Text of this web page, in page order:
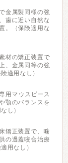
金属製同様の強
歯に近い自然な
。（保険適用な
材の矯正装置で
、金属同等の強
適用なし）
用マウスピース
顎のバランスを
し）
矯正装置で、噛
の過蓋咬合治療
用なし）